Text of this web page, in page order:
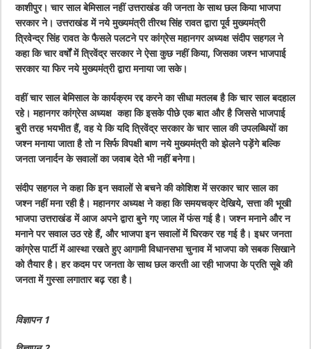
काशीपुर। चार साल बेमिसाल नहीं उत्तराखंड की जनता के साथ छल किया भाजपा
सरकार ने। उत्तराखंड में नये मुख्यमंत्री तीरथ सिंह रावत द्वारा पूर्व मुख्यमंत्री
त्रिवेन्द्र सिंह रावत के फैसले पलटने पर कांग्रेस महानगर अध्यक्ष संदीप सहगल ने
कहा कि चार वर्षों में त्रिवेंद्र सरकार ने ऐसा कुछ नहीं किया, जिसका जश्न भाजपाई
सरकार या फिर नये मुख्यमंत्री द्वारा मनाया जा सके।
वहीं चार साल बेमिसाल के कार्यक्रम रद्द करने का सीधा मतलब है कि चार साल बदहाल
रहे। महानगर कांग्रेस अध्यक्ष कहा कि इसके पीछे एक बात और है जिससे भाजपाई
बुरी तरह भयभीत हैं, वह ये कि यदि त्रिवेंद्र सरकार के चार साल की उपलब्धियों का
जश्न मनाया जाता है तो न सिर्फ विपक्षी बाण नये मुख्यमंत्री को झेलने पड़ेंगे बल्कि
जनता जनार्दन के सवालों का जवाब देते भी नहीं बनेगा।
संदीप सहगल ने कहा कि इन सवालों से बचने की कोशिश में सरकार चार साल का
जश्न नहीं मना रही है। महानगर अध्यक्ष ने कहा कि समयचक्र देखिये, सत्ता की भूखी
भाजपा उत्तराखंड में आज अपने द्वारा बुने गए जाल में फंस गई है। जश्न मनाने और न
मनाने पर सवाल उठ रहे हैं, और भाजपा इन सवालों में घिरकर रह गई है। इधर जनता
कांग्रेस पार्टी में आस्था रखते हुए आगामी विधानसभा चुनाव में भाजपा को सबक सिखाने
को तैयार है। हर कदम पर जनता के साथ छल करती आ रही भाजपा के प्रति सूबे की
जनता में गुस्सा लगातार बढ़ रहा है।
विज्ञापन 1